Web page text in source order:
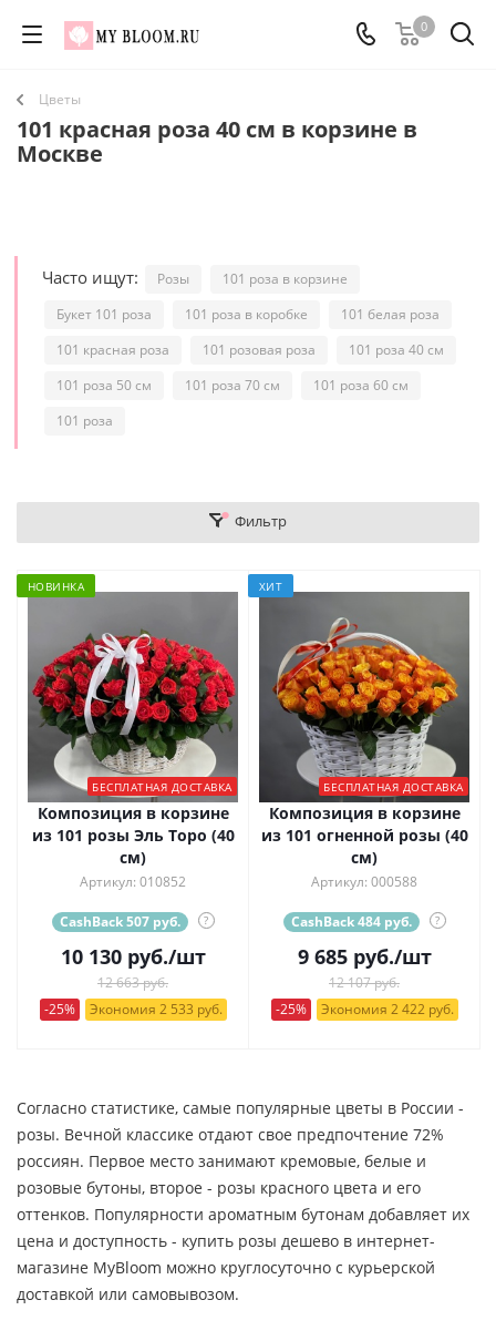
0
Цветы
101 красная роза 40 см в корзине в
Москве
Часто ищут: Розы
101 роза в корзине
Букет 101 роза
101 роза в коробке
101 белая роза
101 красная роза
101 розовая роза
101 роза 40 см
101 роза 50 см
101 роза 70 см
101 роза 60 см
101 роза
Фильтр
НОВИНКА
БЕСПЛАТНАЯ ДОСТАВКА
Композиция в корзине
из 101 розы Эль Торо (40
см)
Артикул: 010852
CashBack 507 руб. ?
10 130руб./шт
12 663 руб.
-25%
Экономия 2 533 руб.
ХИТ
БЕСПЛАТНАЯ ДОСТАВКА
Композиция в корзине
из 101 огненной розы (40
см)
Артикул: 000588
CashBack 484 руб. ?
9 685руб./шт
12 107 руб.
-25%
Экономия 2 422 руб.
Согласно статистике, самые популярные цветы в России -
розы. Вечной классике отдают свое предпочтение 72%
россиян. Первое место занимают кремовые, белые и
розовые бутоны, второе - розы красного цвета и его
оттенков. Популярности ароматным бутонам добавляет их
цена и доступность - купить розы дешево в интернет-
магазине MyBloom можно круглосуточно с курьерской
доставкой или самовывозом.